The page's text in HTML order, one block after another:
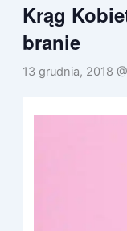
Krąg
branie
13 grudnia, 2018